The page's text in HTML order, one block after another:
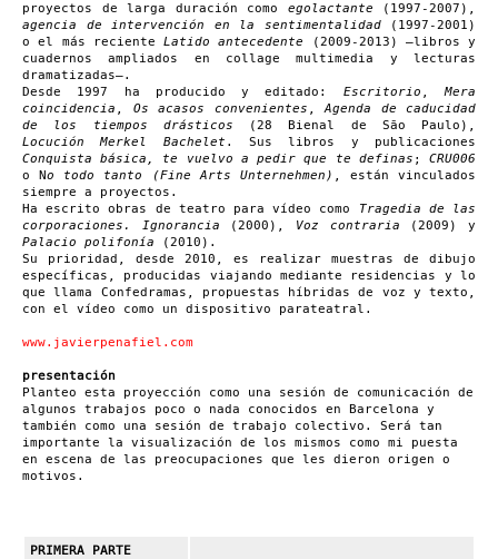
proyectos de larga duración como egolactante (1997-2007),
agencia de intervención en la sentimentalidad(1997-2001)
o el más reciente Latido antecedente (2009-2013) –libros y
cuadernos ampliados en collage multimedia y lecturas
dramatizadas–.
Desde 1997 ha producido y editado: Escritorio ,Mera
coincidencia , Os acasos convenientes ,Agenda de caducidad
de los tiempos drásticos
(28 Bienal de São Paulo),
Locución Merkel Bachelet . Sus libros y publicaciones
Conquista básica, te vuelvo a pedir que te definas ;CRU006
o No todo tanto (Fine Arts Unternehmen) , están vinculados
siempre a proyectos.
Ha escrito obras de teatro para vídeo como
Tragedia de las
corporaciones. Ignorancia (2000), Voz contraria (2009) y
Palacio polifonía (2010).
Su prioridad, desde 2010, es realizar muestras de dibujo
específicas, producidas viajando mediante residencias y lo
que llama Confedramas, propuestas híbridas de voz y texto,
con el vídeo como un dispositivo parateatral.
www.javierpenafiel.com
presentación
Planteo esta proyección como una sesión de comunicación de
algunos trabajos poco o nada conocidos en Barcelona y
también como una sesión de trabajo colectivo. Será tan
importante la visualización de los mismos como mi puesta
en escena de las preocupaciones que les dieron origen o
motivos.
PRIMERA PARTE